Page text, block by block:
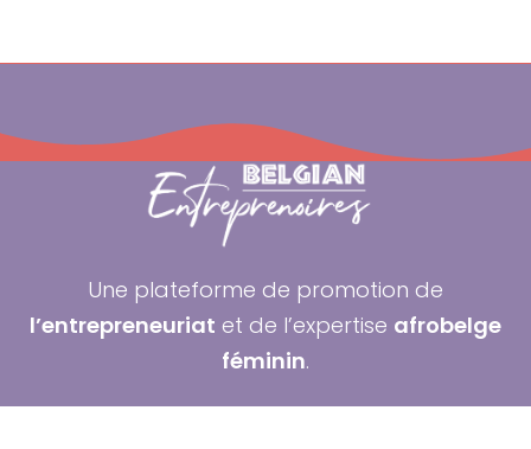
Une plateforme de promotion de
l’entrepreneuriat et de l’expertise afrobelge
féminin.
Contact